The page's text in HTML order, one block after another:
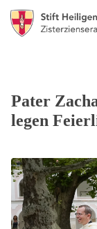
Pater
legen